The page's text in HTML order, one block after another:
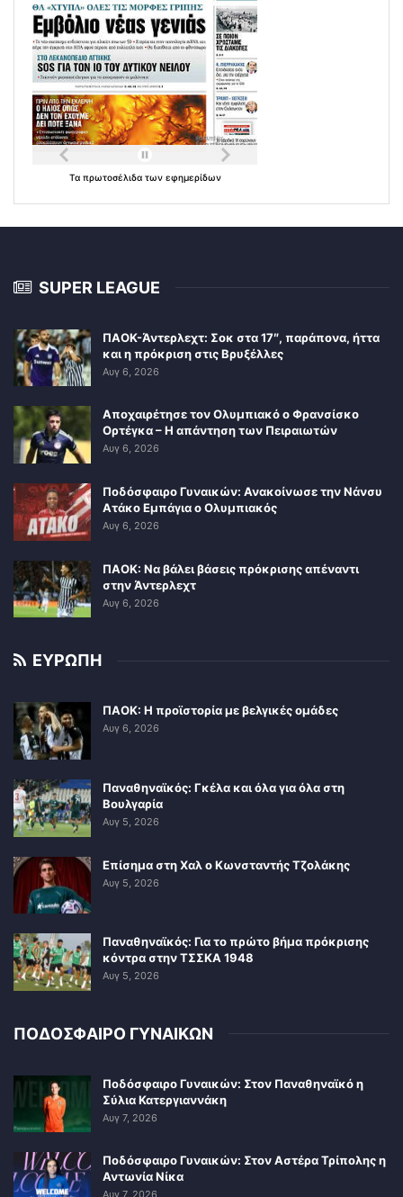
Τα πρωτοσέλιδα των εφημερίδων
SUPER LEAGUE
ΠΑΟΚ-Άντερλεχτ: Σοκ στα 17″, παράπονα, ήττα
και η πρόκριση στις Βρυξέλλες
Αυγ 6, 2026
Αποχαιρέτησε τον Ολυμπιακό ο Φρανσίσκο
Ορτέγκα – Η απάντηση των Πειραιωτών
Αυγ 6, 2026
Ποδόσφαιρο Γυναικών: Ανακοίνωσε την Νάνσυ
Ατάκο Εμπάγια ο Ολυμπιακός
Αυγ 6, 2026
ΠΑΟΚ: Να βάλει βάσεις πρόκρισης απέναντι
στην Άντερλεχτ
Αυγ 6, 2026
ΕΥΡΩΠΗ
ΠΑΟΚ: Η προϊστορία με βελγικές ομάδες
Αυγ 6, 2026
Παναθηναϊκός: Γκέλα και όλα για όλα στη
Βουλγαρία
Αυγ 5, 2026
Επίσημα στη Χαλ ο Κωνσταντής Τζολάκης
Αυγ 5, 2026
Παναθηναϊκός: Για το πρώτο βήμα πρόκρισης
κόντρα στην ΤΣΣΚΑ 1948
Αυγ 5, 2026
ΠΟΔΟΣΦΑΙΡΟ ΓΥΝΑΙΚΩΝ
Ποδόσφαιρο Γυναικών: Στον Παναθηναϊκό η
Σύλια Κατεργιαννάκη
Αυγ 7, 2026
Ποδόσφαιρο Γυναικών: Στον Αστέρα Τρίπολης η
Αντωνία Νίκα